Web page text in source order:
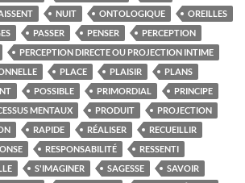
NUIT ONTOLOGIQUE
OREILLES
PASSER PENSER
PERCEPTION
PERCEPTION DIRECTE OU PROJECTION INTIME
PLACE PLAISIR
PLANS
POSSIBLE PRIMORDIAL
PRINCIPE
MENTAUX PRODUIT
PROJECTION
RAPIDE RÉALISER
RECUEILLIR
RESPONSABILITÉ
RESSENTI
S'IMAGINER SAGESSE
SAVOIR